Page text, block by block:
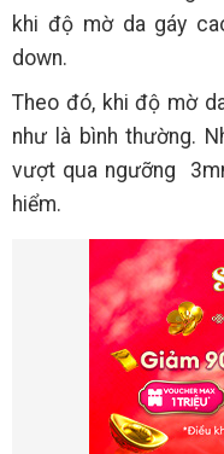
khi độ mờ da gáy
down.
Theo đó, khi độ mờ
như là bình thường.
vượt qua ngưỡng
hiểm.